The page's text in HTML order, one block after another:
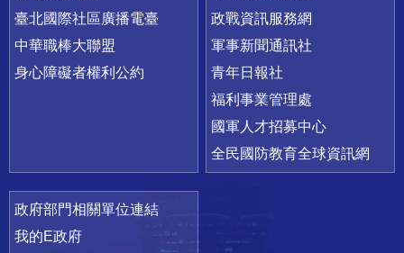
臺北國際社區廣播電臺
中華職棒大聯盟
身心障礙者權利公約
政戰資訊服務網
軍事新聞通訊社
青年日報社
福利事業管理處
國軍人才招募中心
全民國防教育全球資訊網
政府部門相關單位連結
我的E政府